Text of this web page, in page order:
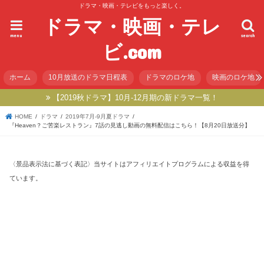
ドラマ・映画・テレビをもっと楽しく。
ドラマ・映画・テレ
ビ.com
search
menu
ホーム 10月放送のドラマ日程表 ドラマのロケ地 映画のロケ地
【2019秋ドラマ】10月-12月期の新ドラマ一覧！
HOME ドラマ
2019年7月-9月夏ドラマ
『Heaven？ご苦楽レストラン』7話の見逃し動画の無料配信はこちら！【8月20日放送分】
〈景品表示法に基づく表記〉当サイトはアフィリエイトプログラムによる収益を得
ています。